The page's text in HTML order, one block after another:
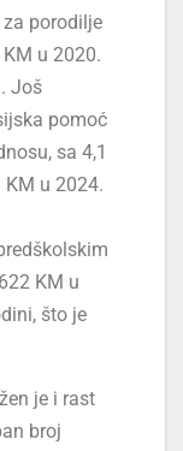
porodilje
u 2020.
Još
pomoć
sa 4,1
u 2024.
KM u
što je
je i rast
broj